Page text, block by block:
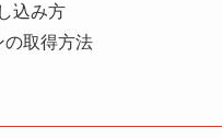
込み方
の取得方法